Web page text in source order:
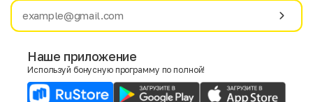
Имя
E-mail
Наше приложение
Используй бонусную программу по полной!